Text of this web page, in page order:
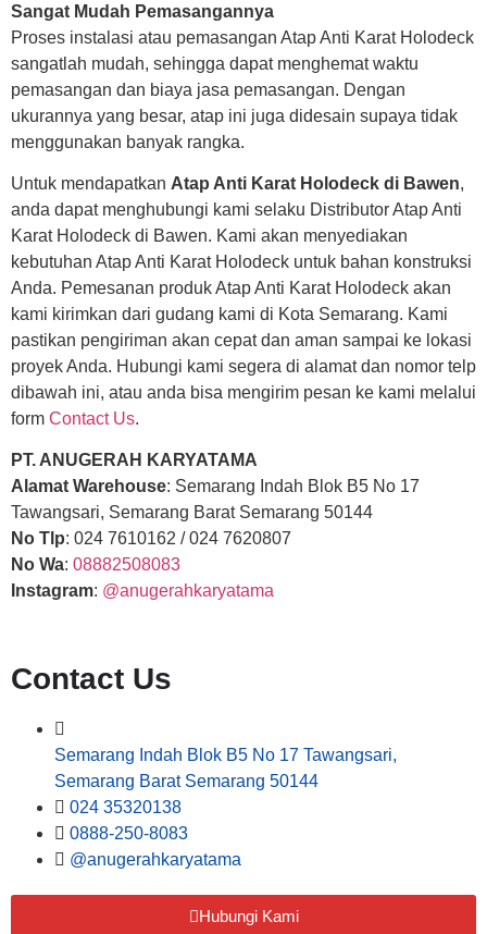
Sangat Mudah Pemasangannya
Proses instalasi atau pemasangan Atap Anti Karat Holodeck
sangatlah mudah, sehingga dapat menghemat waktu
pemasangan dan biaya jasa pemasangan. Dengan
ukurannya yang besar, atap ini juga didesain supaya tidak
menggunakan banyak rangka.
Untuk mendapatkan Atap Anti Karat Holodeck di Bawen,
anda dapat menghubungi kami selaku Distributor Atap Anti
Karat Holodeck di Bawen. Kami akan menyediakan
kebutuhan Atap Anti Karat Holodeck untuk bahan konstruksi
Anda. Pemesanan produk Atap Anti Karat Holodeck akan
kami kirimkan dari gudang kami di Kota Semarang. Kami
pastikan pengiriman akan cepat dan aman sampai ke lokasi
proyek Anda. Hubungi kami segera di alamat dan nomor telp
dibawah ini, atau anda bisa mengirim pesan ke kami melalui
form Contact Us.
PT. ANUGERAH KARYATAMA
Alamat Warehouse: Semarang Indah Blok B5 No 17
Tawangsari, Semarang Barat Semarang 50144
No Tlp: 024 7610162 / 024 7620807
No Wa: 08882508083
Instagram: @anugerahkaryatama
Contact Us
Semarang Indah Blok B5 No 17 Tawangsari,
Semarang Barat Semarang 50144
024 35320138
0888-250-8083
@anugerahkaryatama
Hubungi Kami